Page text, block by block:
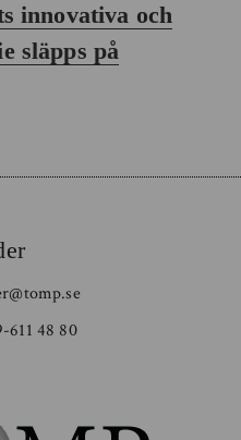
innovativa och
släpps på
611 48 80